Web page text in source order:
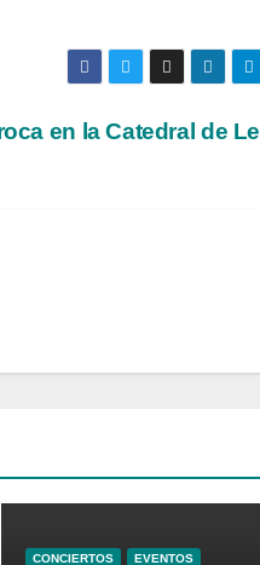
en la Catedral de
CONCIERTOS EVENTOS